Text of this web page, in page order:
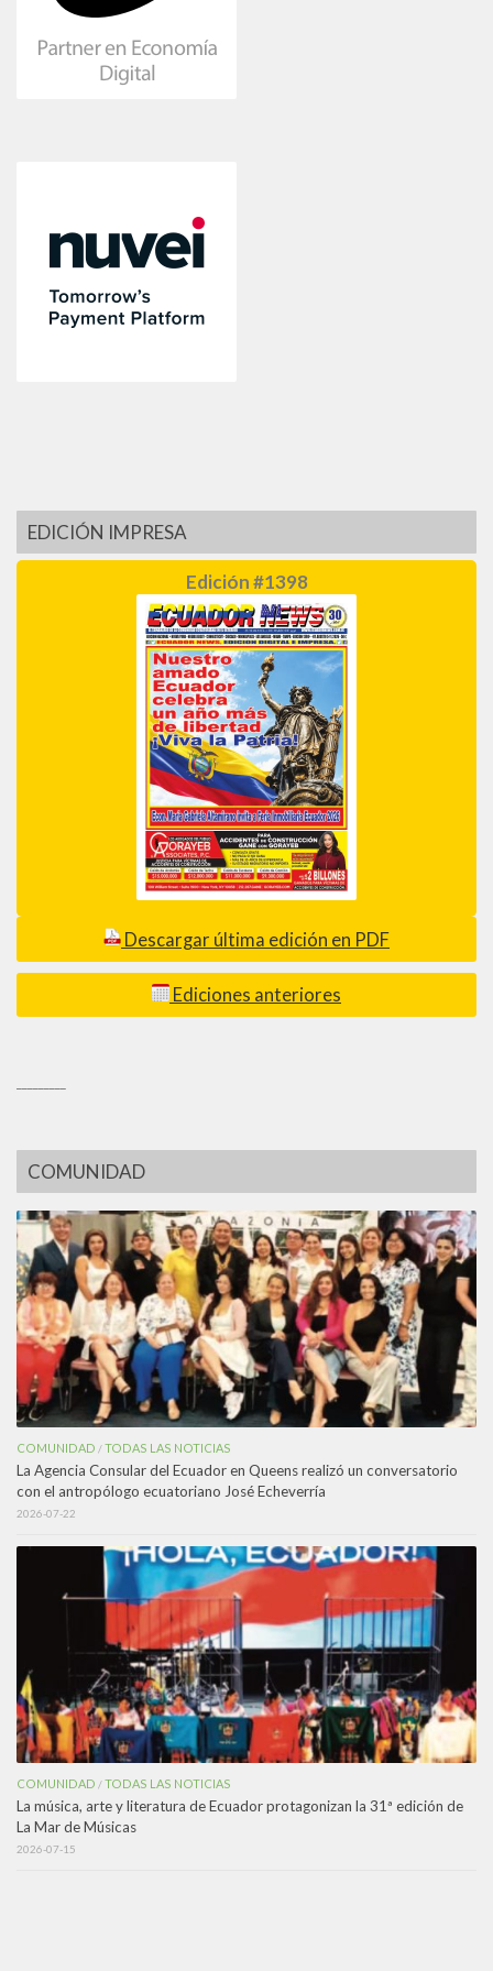
EDICIÓN IMPRESA
Edición #1398
Descargar última edición en PDF
Ediciones anteriores
COMUNIDAD
COMUNIDAD /TODAS LAS NOTICIAS
La Agencia Consular del Ecuador en Queens realizó un conversatorio
con el antropólogo ecuatoriano José Echeverría
2026-07-22
COMUNIDAD /TODAS LAS NOTICIAS
La música, arte y literatura de Ecuador protagonizan la 31ª edición de
La Mar de Músicas
2026-07-15